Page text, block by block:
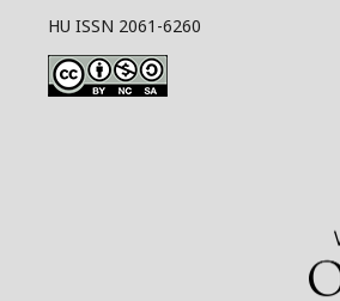
HU ISSN 2061-6260